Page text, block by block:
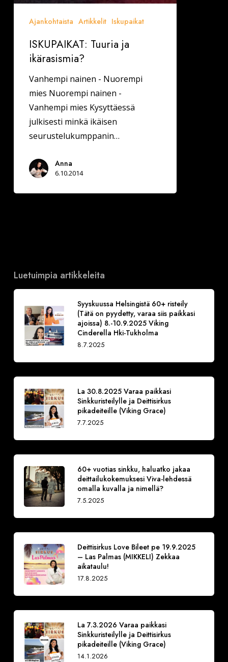
Ajankohtaista Artikkelit Iskupaikat
ISKUPAIKAT: Tuuria ja
ikärasismia?
Vanhempi nainen - Nuorempi
mies Nuorempi nainen -
Vanhempi mies Kysyttäessä
julkisesti minkä ikäisen
seurustelukumppanin…
Anna
6.10.2014
Luetuimpia artikkeleita
Syyskuussa Helsingistä 60+ risteily
(Tätä on pyydetty, varaa siis paikkasi
ajoissa) 8.-10.9.2025 Viking
Cinderella Hki-Tukholma
8.7.2025
La 30.8.2025 Varaa paikkasi
Sinkkuristeilylle ja Deittisirkus
pikadeiteille (Viking Grace)
7.7.2025
60+ vuotias sinkku, haluatko jakaa
deittailukokemuksesi Viva-lehdessä
omalla kuvalla ja nimellä?
7.5.2025
Deittisirkus Love Bileet pe 19.9.2025
– Las Palmas (MIKKELI) Zekkaa
aikataulu!
17.8.2025
La 7.3.2026 Varaa paikkasi
Sinkkuristeilylle ja Deittisirkus
pikadeiteille (Viking Grace)
14.1.2026